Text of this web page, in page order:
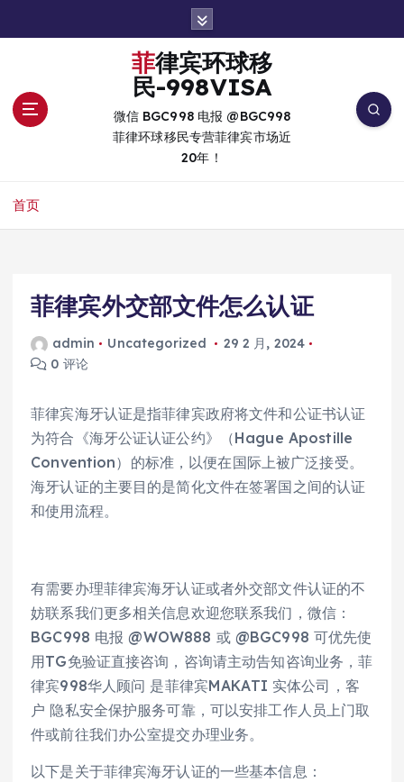
菲律宾环球移
民-998VISA
微信 BGC998 电报 @BGC998
菲律环球移民专营菲律宾市场近
20年！
首页
菲律宾外交部文件怎么认证
admin Uncategorized
29 2 月, 2024
0 评论
菲律宾海牙认证是指菲律宾政府将文件和公证书认证
为符合《海牙公证认证公约》（Hague Apostille
Convention）的标准，以便在国际上被广泛接受。
海牙认证的主要目的是简化文件在签署国之间的认证
和使用流程。
有需要办理菲律宾海牙认证或者外交部文件认证的不
妨联系我们更多相关信息欢迎您联系我们，微信：
BGC998 电报 @WOW888 或 @BGC998 可优先使
用TG免验证直接咨询，咨询请主动告知咨询业务，菲
律宾998华人顾问 是菲律宾MAKATI 实体公司，客
户 隐私安全保护服务可靠，可以安排工作人员上门取
件或前往我们办公室提交办理业务。
以下是关于菲律宾海牙认证的一些基本信息：